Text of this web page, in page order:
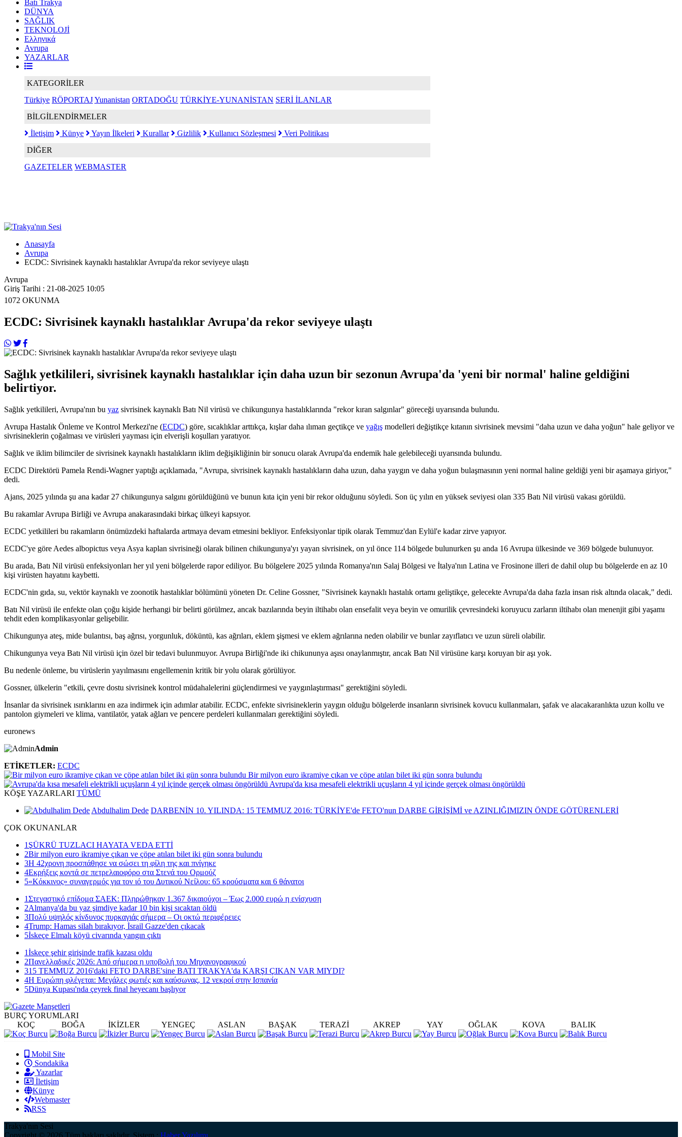
Batı Trakya
DÜNYA
SAĞLIK
TEKNOLOJİ
Ελληνικά
Avrupa
YAZARLAR
KATEGORİLER
Türkiye RÖPORTAJYunanistan ORTADOĞU TÜRKİYE-YUNANİSTAN SERİ İLANLAR
BİLGİLENDİRMELER
İletişim
Künye Yayın İlkeleri Kurallar Gizlilik Kullanıcı Sözleşmesi
Veri Politikası
DİĞER
GAZETELER WEBMASTER
Anasayfa
Avrupa
ECDC: Sivrisinek kaynaklı hastalıklar Avrupa'da rekor seviyeye ulaştı
Avrupa
Giriş Tarihi : 21-08-2025 10:05
1072 OKUNMA
ECDC: Sivrisinek kaynaklı hastalıklar Avrupa'da rekor seviyeye ulaştı
Sağlık yetkilileri, sivrisinek kaynaklı hastalıklar için daha uzun bir sezonun Avrupa'da 'yeni bir normal' haline geldiğini
belirtiyor.
Sağlık yetkilileri, Avrupa'nın bu yaz sivrisinek kaynaklı Batı Nil virüsü ve chikungunya hastalıklarında "rekor kıran salgınlar" göreceği uyarısında bulundu.
Avrupa Hastalık Önleme ve Kontrol Merkezi'ne (ECDC) göre, sıcaklıklar arttıkça, kışlar daha ılıman geçtikçe ve yağış modelleri değiştikçe kıtanın sivrisinek mevsimi "daha uzun ve daha yoğun" hale geliyor ve
sivrisineklerin çoğalması ve virüsleri yayması için elverişli koşulları yaratıyor.
Sağlık ve iklim bilimciler de sivrisinek kaynaklı hastalıkların iklim değişikliğinin bir sonucu olarak Avrupa'da endemik hale gelebileceği uyarısında bulundu.
ECDC Direktörü Pamela Rendi-Wagner yaptığı açıklamada, "Avrupa, sivrisinek kaynaklı hastalıkların daha uzun, daha yaygın ve daha yoğun bulaşmasının yeni normal haline geldiği yeni bir aşamaya giriyor,"
dedi.
Ajans, 2025 yılında şu ana kadar 27 chikungunya salgını görüldüğünü ve bunun kıta için yeni bir rekor olduğunu söyledi. Son üç yılın en yüksek seviyesi olan 335 Batı Nil virüsü vakası görüldü.
Bu rakamlar Avrupa Birliği ve Avrupa anakarasındaki birkaç ülkeyi kapsıyor.
ECDC yetkilileri bu rakamların önümüzdeki haftalarda artmaya devam etmesini bekliyor. Enfeksiyonlar tipik olarak Temmuz'dan Eylül'e kadar zirve yapıyor.
ECDC'ye göre Aedes albopictus veya Asya kaplan sivrisineği olarak bilinen chikungunya'yı yayan sivrisinek, on yıl önce 114 bölgede bulunurken şu anda 16 Avrupa ülkesinde ve 369 bölgede bulunuyor.
Bu arada, Batı Nil virüsü enfeksiyonları her yıl yeni bölgelerde rapor ediliyor. Bu bölgelere 2025 yılında Romanya'nın Salaj Bölgesi ve İtalya'nın Latina ve Frosinone illeri de dahil olup bu bölgelerde en az 10
kişi virüsten hayatını kaybetti.
ECDC'nin gıda, su, vektör kaynaklı ve zoonotik hastalıklar bölümünü yöneten Dr. Celine Gossner, "Sivrisinek kaynaklı hastalık ortamı geliştikçe, gelecekte Avrupa'da daha fazla insan risk altında olacak," dedi.
Batı Nil virüsü ile enfekte olan çoğu kişide herhangi bir belirti görülmez, ancak bazılarında beyin iltihabı olan ensefalit veya beyin ve omurilik çevresindeki koruyucu zarların iltihabı olan menenjit gibi yaşamı
tehdit eden komplikasyonlar gelişebilir.
Chikungunya ateş, mide bulantısı, baş ağrısı, yorgunluk, döküntü, kas ağrıları, eklem şişmesi ve eklem ağrılarına neden olabilir ve bunlar zayıflatıcı ve uzun süreli olabilir.
Chikungunya veya Batı Nil virüsü için özel bir tedavi bulunmuyor. Avrupa Birliği'nde iki chikununya aşısı onaylanmıştır, ancak Batı Nil virüsüne karşı koruyan bir aşı yok.
Bu nedenle önleme, bu virüslerin yayılmasını engellemenin kritik bir yolu olarak görülüyor.
Gossner, ülkelerin "etkili, çevre dostu sivrisinek kontrol müdahalelerini güçlendirmesi ve yaygınlaştırması" gerektiğini söyledi.
İnsanlar da sivrisinek ısırıklarını en aza indirmek için adımlar atabilir. ECDC, enfekte sivrisineklerin yaygın olduğu bölgelerde insanların sivrisinek kovucu kullanmaları, şafak ve alacakaranlıkta uzun kollu ve
pantolon giymeleri ve klima, vantilatör, yatak ağları ve pencere perdeleri kullanmaları gerektiğini söyledi.
euronews
Admin
ETİKETLER: ECDC
Bir milyon euro ikramiye çıkan ve çöpe atılan bilet iki gün sonra bulundu
Avrupa'da kısa mesafeli elektrikli uçuşların 4 yıl içinde gerçek olması öngörüldü
KÖŞE YAZARLARI TÜMÜ
Abdulhalim Dede DARBENİN 10. YILINDA: 15 TEMMUZ 2016: TÜRKİYE'de FETO'nun DARBE GİRİŞİMİ ve AZINLIĞIMIZIN ÖNDE GÖTÜRENLERİ
ÇOK OKUNANLAR
1 ŞÜKRÜ TUZLACI HAYATA VEDA ETTİ
2Bir milyon euro ikramiye çıkan ve çöpe atılan bilet iki gün sonra bulundu
3Η 42χρονη προσπάθησε να σώσει τη φίλη της και πνίγηκε
4Εκρήξεις κοντά σε πετρελαιοφόρο στα Στενά του Ορμούζ
5«Κόκκινος» συναγερμός για τον ιό του Δυτικού Νείλου: 65 κρούσματα και 6 θάνατοι
1Στεγαστικό επίδομα ΣΑΕΚ: Πληρώθηκαν 1.367 δικαιούχοι – Έως 2.000 ευρώ η ενίσχυση
2Almanya'da bu yaz şimdiye kadar 10 bin kişi sıcaktan öldü
3Πολύ υψηλός κίνδυνος πυρκαγιάς σήμερα – Οι οκτώ περιφέρειες
4Trump: Hamas silah bırakıyor, İsrail Gazze'den çıkacak
5İskeçe Elmalı köyü civarında yangın çıktı
1İskeçe şehir girişinde trafik kazası oldu
2Πανελλαδικές 2026: Από σήμερα η υποβολή του Μηχανογραφικού
315 TEMMUZ 2016'daki FETO DARBE'sine BATI TRAKYA'da KARŞI ÇIKAN VAR MIYDI?
4Η Ευρώπη φλέγεται: Μεγάλες φωτιές και καύσωνας, 12 νεκροί στην Ισπανία
5Dünya Kupası'nda çeyrek final heyecanı başlıyor
BURÇ YORUMLARI
KOÇ
BOĞA İKİZLER YENGEÇ ASLAN BAŞAK TERAZİ AKREP YAY OĞLAK KOVA BALIK
Mobil Site
Sondakika
Yazarlar
İletişim
Künye
Webmaster
RSS
Trakya'nın Sesi
Copyright © 2026 Tüm hakları saklıdır. Sistem : Haber Yazılımı